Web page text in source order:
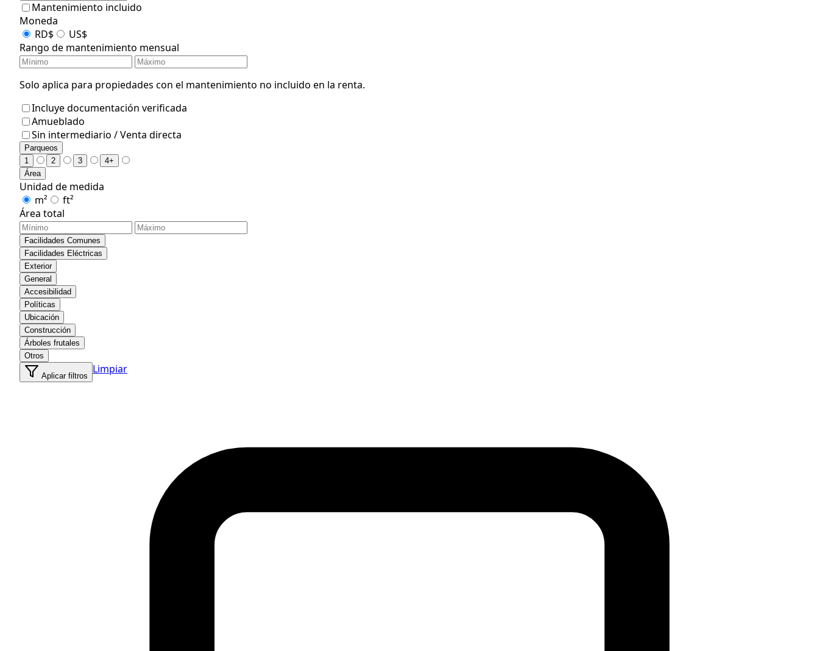
Mantenimiento incluido
Moneda
RD$
US$
Rango de mantenimiento mensual
Solo aplica para propiedades con el mantenimiento no incluido en la renta.
Incluye documentación verificada
Amueblado
Sin intermediario / Venta directa
Parqueos
1
2 3
4+
Área
Unidad de medida
m²
ft²
Área total
Facilidades Comunes
Facilidades Eléctricas
Exterior
General
Accesibilidad
Políticas
Ubicación
Construcción
Árboles frutales
Otros
Aplicar filtros
Limpiar